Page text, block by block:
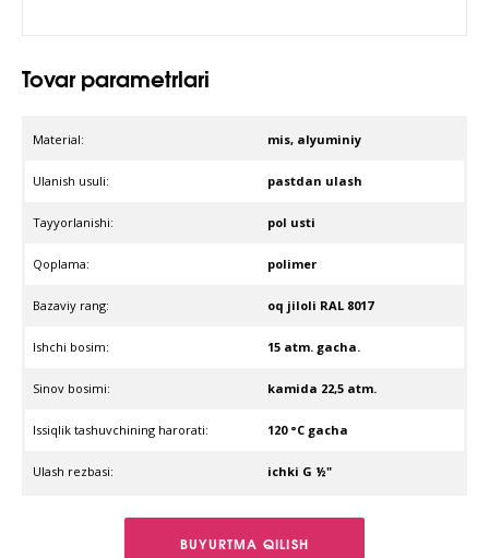
Tovar parametrlari
Material: mis, alyuminiy
Ulanish usuli: pastdan ulash
Tayyorlanishi: pol usti
Qoplama: polimer
Bazaviy rang: oq jiloli RAL 8017
Ishchi bosim: 15 atm. gacha.
Sinov bosimi: kamida 22,5 atm.
Issiqlik tashuvchining harorati: 120 °C gacha
Ulash rezbasi: ichki G ½"
BUYURTMA QILISH